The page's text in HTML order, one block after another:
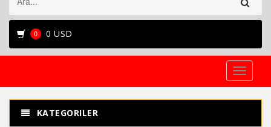
0 0 USD
Toggle
KATEGORILER